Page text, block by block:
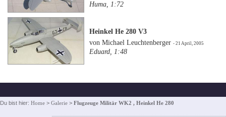
Huma, 1:72
Heinkel He 280 V3
von Michael Leuchtenberger- 21 April, 2005
Eduard, 1:48
Du bist hier: Home > Galerie > Flugzeuge Militär WK2 , Heinkel He 280